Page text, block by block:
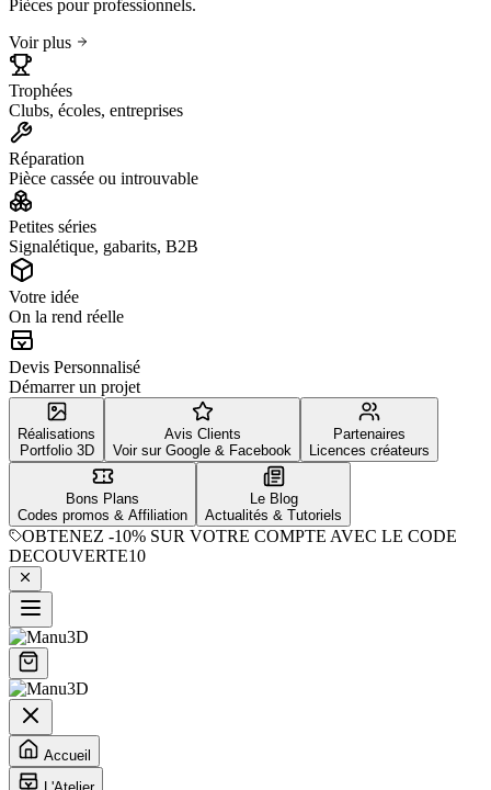
Pièces pour professionnels.
Voir plus
Trophées
Clubs, écoles, entreprises
Réparation
Pièce cassée ou introuvable
Petites séries
Signalétique, gabarits, B2B
Votre idée
On la rend réelle
Devis Personnalisé
Démarrer un projet
Réalisations
Portfolio 3D
Avis Clients
Voir sur Google & Facebook
Partenaires
Licences créateurs
Bons Plans
Codes promos & Affiliation
Le Blog
Actualités & Tutoriels
OBTENEZ -10% SUR VOTRE COMPTE AVEC LE CODE
DECOUVERTE10
Accueil